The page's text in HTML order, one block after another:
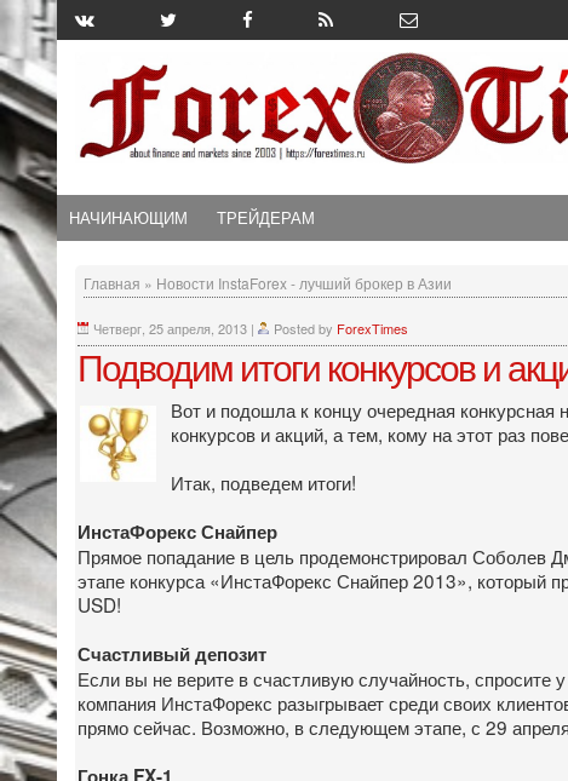
НАЧИНАЮЩИМ ТРЕЙДЕРАМ
Главная » Новости InstaForex - лучший брокер в Азии
Четверг, 25 апреля, 2013 | Posted by ForexTimes
Подводим итоги конкурсов и
Вот и подошла к концу очередная
конкурсов и акций, а тем, кому на этот раз
Итак, подведем итоги!
ИнстаФорекс Снайпер
Прямое попадание в цель продемонстрировал Соболев
этапе конкурса «ИнстаФорекс Снайпер 2013», который
USD!
Счастливый депозит
Если вы не верите в счастливую случайность,
компания ИнстаФорекс разыгрывает среди своих
прямо сейчас. Возможно, в следующем этапе, с 29